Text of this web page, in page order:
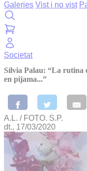
Galeries Vist i no vist
Societat
Sílvia Palau: “La rutina
en pijama...”
A.L. / FOTO. S.P.
dt., 17/03/2020